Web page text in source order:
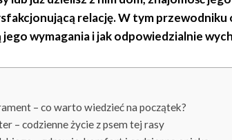
relację. W tym przewodniku
jego wymagania i jak odpowiedzialnie
– co warto wiedzieć na początek?
– codzienne życie z psem tej rasy